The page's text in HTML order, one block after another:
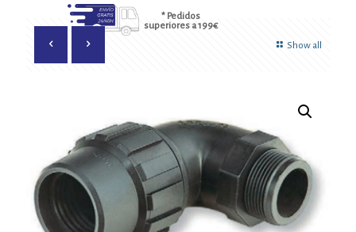
* Pedidos
superiores a 199€
Show all